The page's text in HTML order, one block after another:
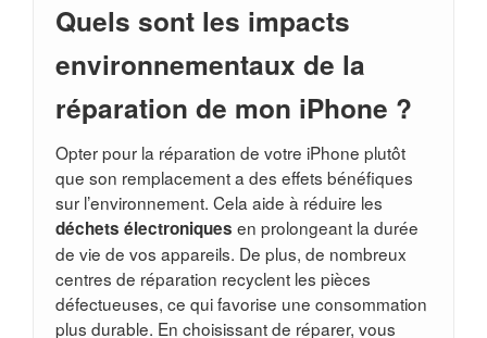
Quels sont les impacts
environnementaux de la
réparation de mon iPhone ?
Opter pour la réparation de votre iPhone plutôt
que son remplacement a des effets bénéfiques
sur l’environnement. Cela aide à réduire les
déchets électroniques en prolongeant la durée
de vie de vos appareils. De plus, de nombreux
centres de réparation recyclent les pièces
défectueuses, ce qui favorise une consommation
plus durable. En choisissant de réparer, vous